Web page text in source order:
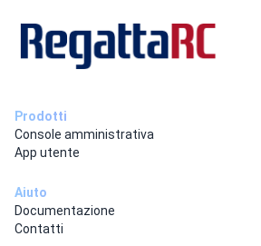
Prodotti
Console amministrativa
App utente
Aiuto
Documentazione
Contatti